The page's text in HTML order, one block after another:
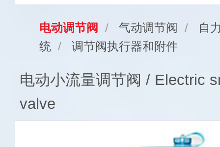
电动调节阀 / 气动调节阀 /
自
统 / 调节阀执行器和附件
电动小流量调节阀 / Electric
valve